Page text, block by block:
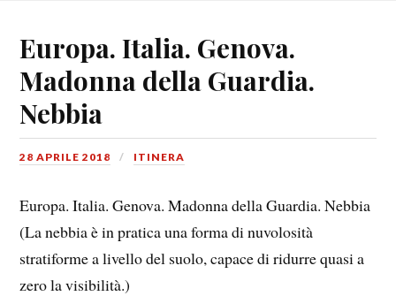
Europa. Italia. Genova.
Madonna della Guardia.
Nebbia
28 APRILE 2018 ITINERA
Europa. Italia. Genova. Madonna della Guardia. Nebbia
(La nebbia è in pratica una forma di nuvolosità
stratiforme a livello del suolo, capace di ridurre quasi a
zero la visibilità.)